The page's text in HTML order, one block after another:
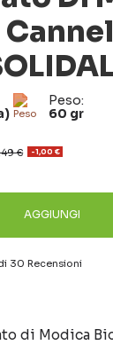
Peso:
60 gr
€ -1,00 €
AGGIUNGI
30 Recensioni
di Modica